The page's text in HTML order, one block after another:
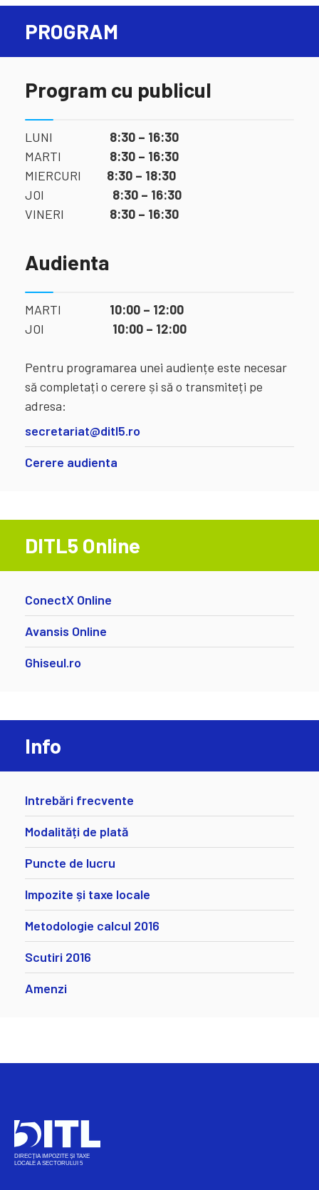
PROGRAM
Program cu publicul
LUNI 8:30 – 16:30
MARTI 8:30 – 16:30
MIERCURI 8:30 – 18:30
JOI 8:30 – 16:30
VINERI 8:30 – 16:30
Audienta
MARTI 10:00 – 12:00
JOI 10:00 – 12:00
Pentru programarea unei audiențe este necesar
să completați o cerere și să o transmiteți pe
adresa:
secretariat@ditl5.ro
Cerere audienta
DITL5 Online
ConectX Online
Avansis Online
Ghiseul.ro
Info
Intrebări frecvente
Modalități de plată
Puncte de lucru
Impozite și taxe locale
Metodologie calcul 2016
Scutiri 2016
Amenzi